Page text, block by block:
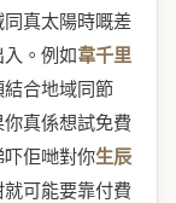
真太陽時嘅差
。例如韋千里
結合地域同節
真係想試免費
佢哋對你生辰
可能要靠付費